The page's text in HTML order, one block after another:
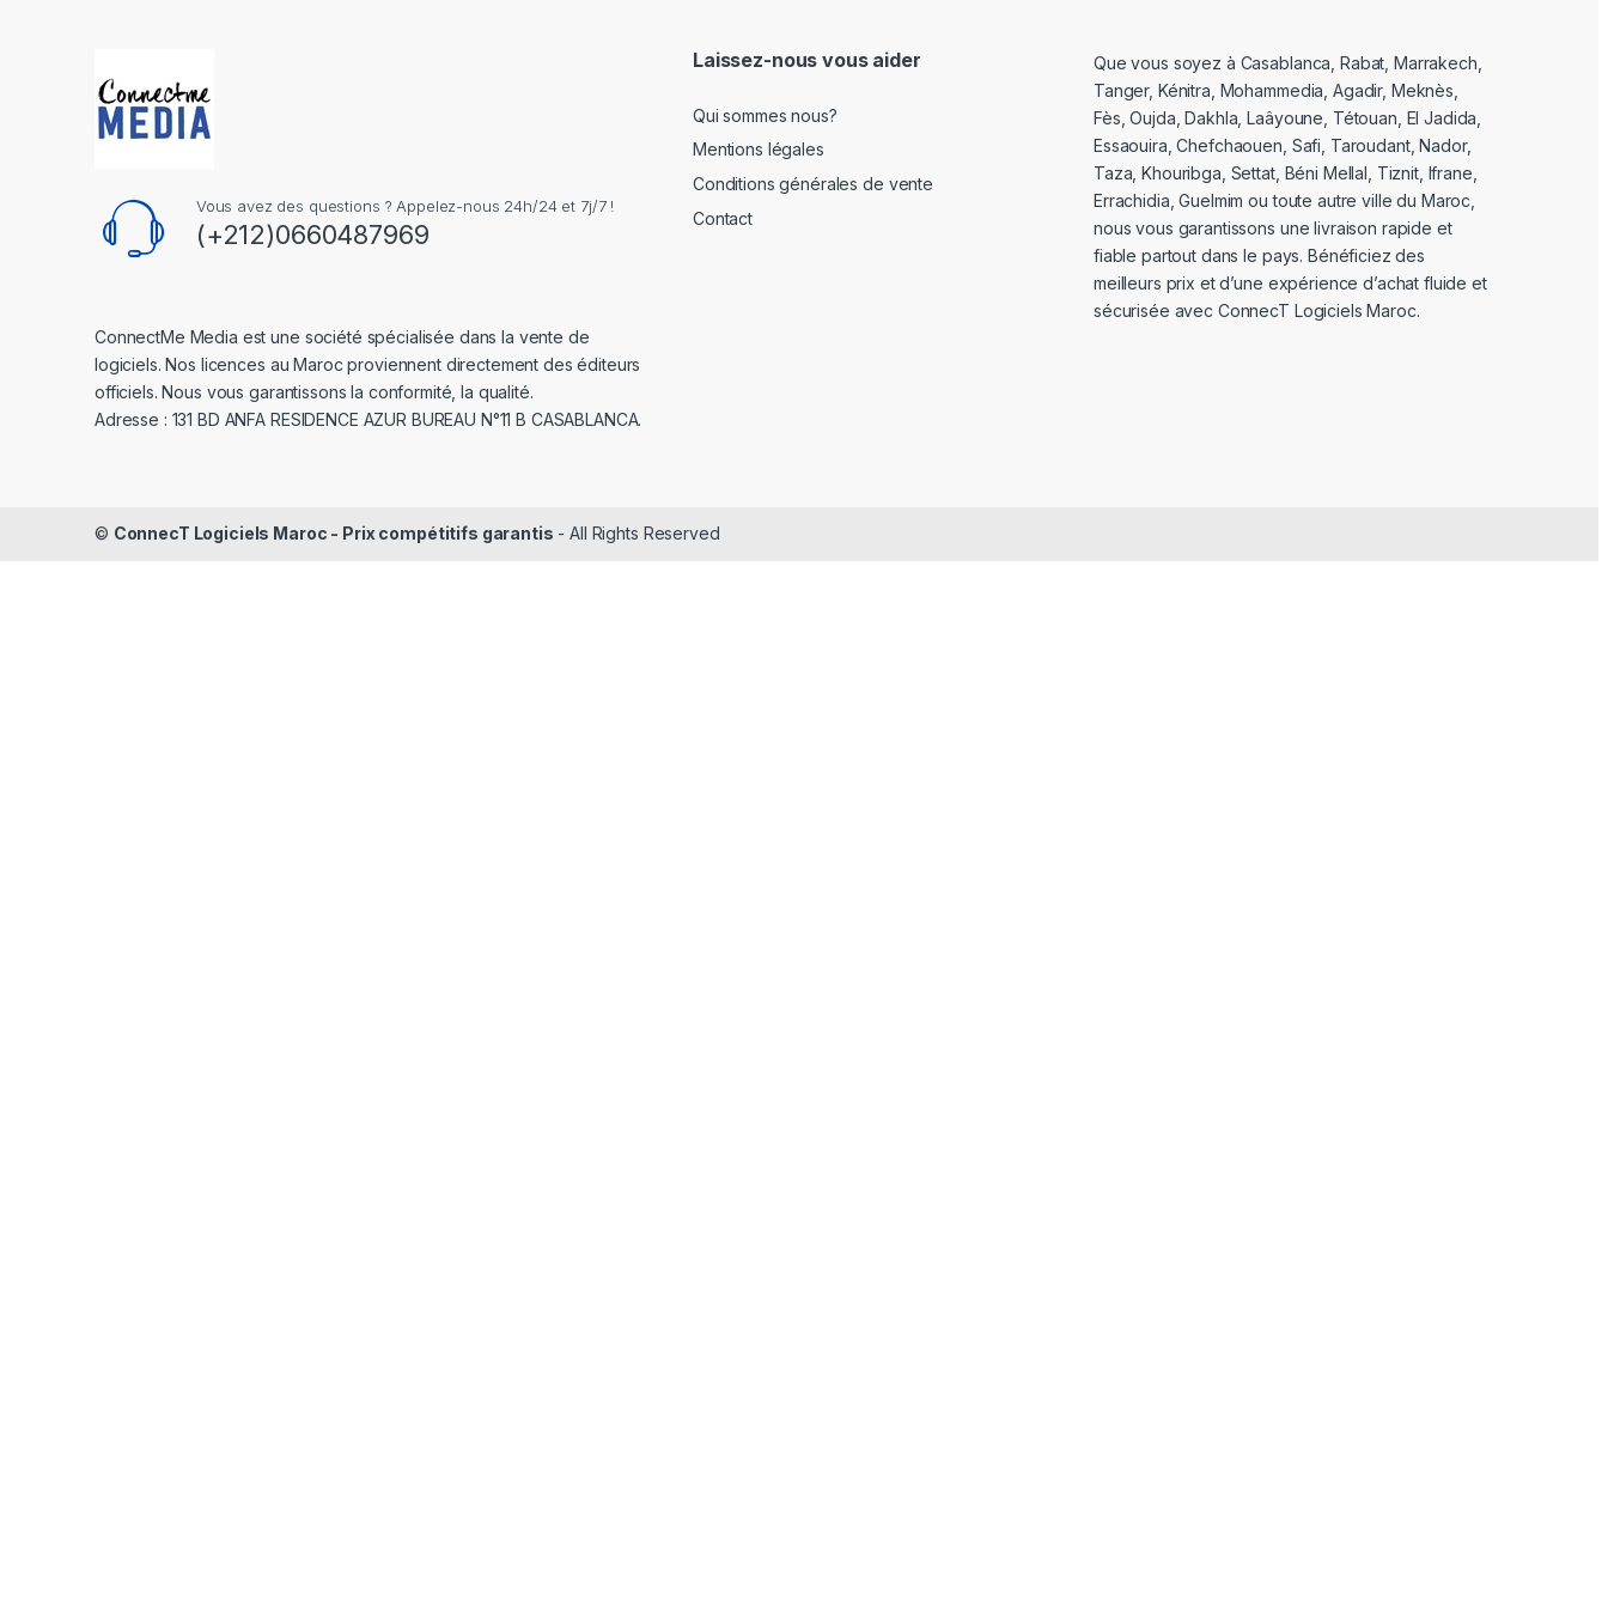
Vous avez des questions ? Appelez-nous 24h/24 et 7j/7 !
(+212)0660487969
ConnectMe Media est une société spécialisée dans la vente de
logiciels. Nos licences au Maroc proviennent directement des éditeurs
officiels. Nous vous garantissons la conformité, la qualité.
Adresse : 131 BD ANFA RESIDENCE AZUR BUREAU N°11 B CASABLANCA.
Laissez-nous vous aider
Qui sommes nous?
Mentions légales
Conditions générales de vente
Contact
Que vous soyez à Casablanca, Rabat, Marrakech,
Tanger, Kénitra, Mohammedia, Agadir, Meknès,
Fès, Oujda, Dakhla, Laâyoune, Tétouan, El Jadida,
Essaouira, Chefchaouen, Safi, Taroudant, Nador,
Taza, Khouribga, Settat, Béni Mellal, Tiznit, Ifrane,
Errachidia, Guelmim ou toute autre ville du Maroc,
nous vous garantissons une livraison rapide et
fiable partout dans le pays. Bénéficiez des
meilleurs prix et d’une expérience d’achat fluide et
sécurisée avec ConnecT Logiciels Maroc.
© ConnecT Logiciels Maroc - Prix compétitifs garantis - All Rights Reserved